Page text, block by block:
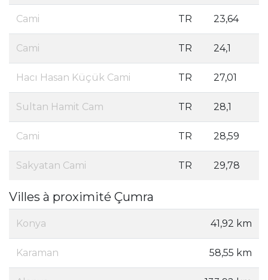
Cami TR 23,64
Cami TR 24,1
Hacı Hasan Küçük Cami TR 27,01
Sultan Hamit Cam TR 28,1
Cami TR 28,59
Sakyatan Cami TR 29,78
Villes à proximité Çumra
Konya 41,92 km
Karaman 58,55 km